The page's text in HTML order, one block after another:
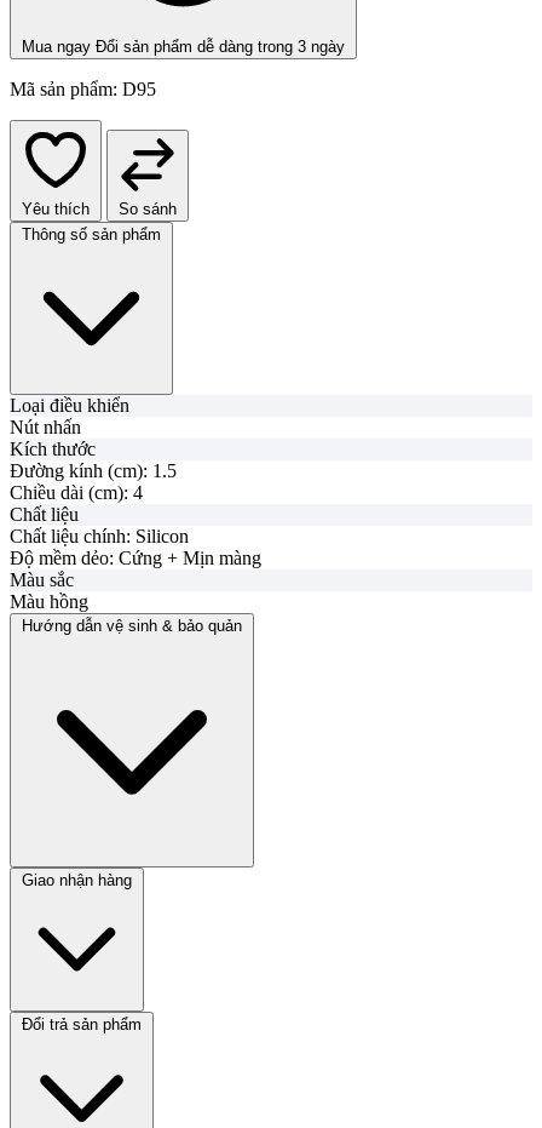
Mua ngay Đổi sản phẩm dễ dàng trong 3 ngày
Mã sản phẩm: D95
Yêu thích
So sánh
Thông số sản phẩm
Loại điều khiển
Nút nhấn
Kích thước
Đường kính (cm): 1.5
Chiều dài (cm): 4
Chất liệu
Chất liệu chính: Silicon
Độ mềm dẻo: Cứng + Mịn màng
Màu sắc
Màu hồng
Hướng dẫn vệ sinh & bảo quản
Giao nhận hàng
Đổi trả sản phẩm